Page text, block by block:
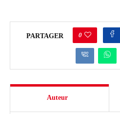
PARTAGER 0
Auteur